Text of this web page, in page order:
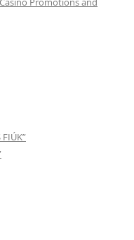
FIÚK”